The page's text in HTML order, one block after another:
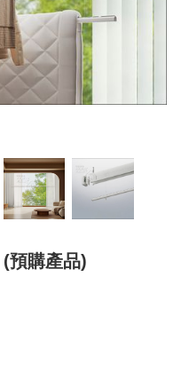
預購產品)